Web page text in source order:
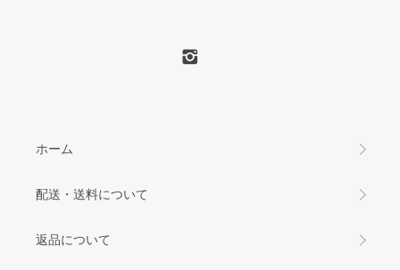
ホーム
配送・送料について
返品について